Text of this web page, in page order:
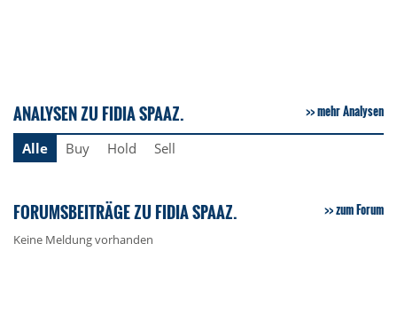
ANALYSEN ZU FIDIA SPAAZ. mehr Analysen
Alle Buy Hold Sell
FORUMSBEITRÄGE ZU FIDIA SPAAZ. zum Forum
Keine Meldung vorhanden